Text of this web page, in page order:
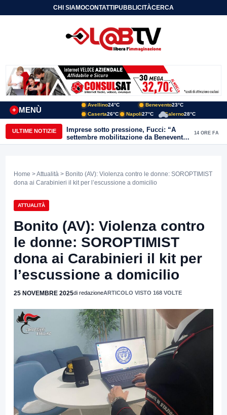
CHI SIAMOCONTATTIPUBBLICITÀCERCA
MENÙ
+
Avellino24°C Benevento23°C
Caserta26°C Napoli27°C Salerno28°C
ULTIME NOTIZIE
Imprese sotto pressione, Fucci: “A
settembre mobilitazione da Benevento
e Avellino”
14 ORE FA
Home >Attualità > Bonito (AV): Violenza contro le donne: SOROPTIMIST
dona ai Carabinieri il kit per l’escussione a domicilio
ATTUALITÀ
Bonito (AV): Violenza contro
le donne: SOROPTIMIST
dona ai Carabinieri il kit per
l’escussione a domicilio
25 NOVEMBRE 2025di redazioneARTICOLO VISTO 168 VOLTE